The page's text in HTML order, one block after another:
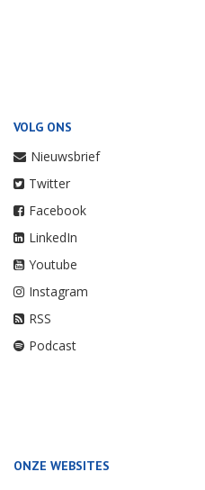
VOLG ONS
Nieuwsbrief
Twitter
Facebook
LinkedIn
Youtube
Instagram
RSS
Podcast
ONZE WEBSITES